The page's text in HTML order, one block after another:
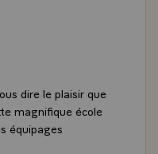
dire le plaisir que
magnifique école
équipages